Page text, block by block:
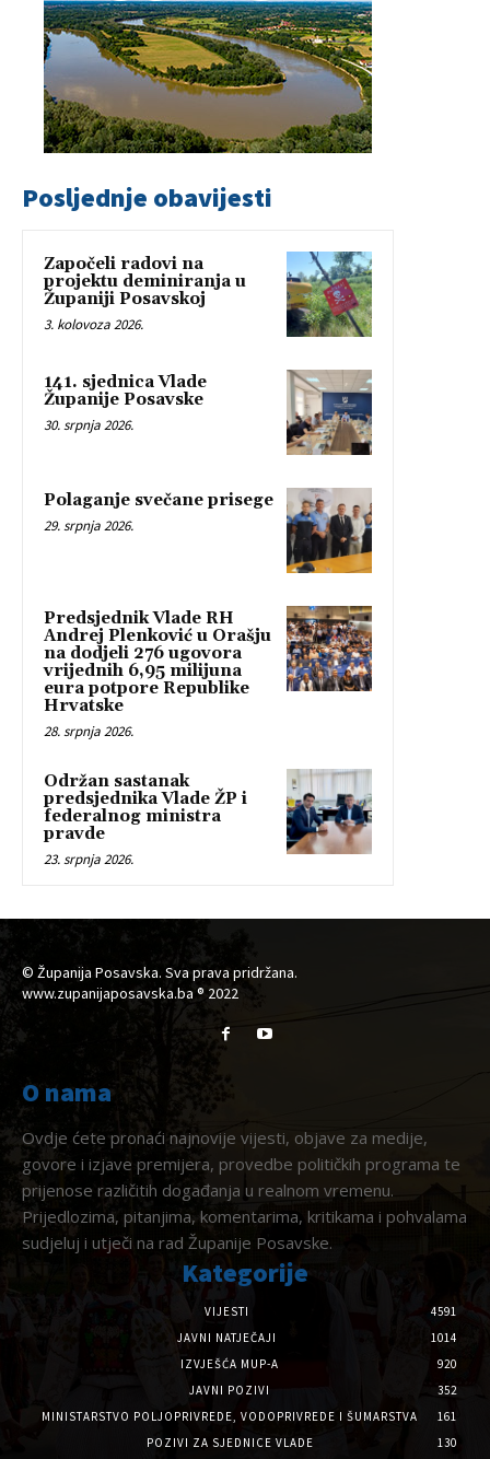
Posljednje obavijesti
Započeli radovi na
projektu deminiranja u
Županiji Posavskoj
3. kolovoza 2026.
141. sjednica Vlade
Županije Posavske
30. srpnja 2026.
Polaganje svečane prisege
29. srpnja 2026.
Predsjednik Vlade RH
Andrej Plenković u Orašju
na dodjeli 276 ugovora
vrijednih 6,95 milijuna
eura potpore Republike
Hrvatske
28. srpnja 2026.
Održan sastanak
predsjednika Vlade ŽP i
federalnog ministra
pravde
23. srpnja 2026.
© Županija Posavska. Sva prava pridržana.
www.zupanijaposavska.ba ® 2022
O nama
Ovdje ćete pronaći najnovije vijesti, objave za medije,
govore i izjave premijera, provedbe političkih programa te
prijenose različitih događanja u realnom vremenu.
Prijedlozima, pitanjima, komentarima, kritikama i pohvalama
sudjeluj i utječi na rad Županije Posavske.
Kategorije
VIJESTI
4591
JAVNI NATJEČAJI
1014
IZVJEŠĆA MUP-A
920
JAVNI POZIVI
352
MINISTARSTVO POLJOPRIVREDE, VODOPRIVREDE I ŠUMARSTVA
161
POZIVI ZA SJEDNICE VLADE
130